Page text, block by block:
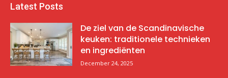
Latest Posts
De ziel van de Scandinavische
keuken: traditionele technieken
en ingrediënten
December 24, 2025